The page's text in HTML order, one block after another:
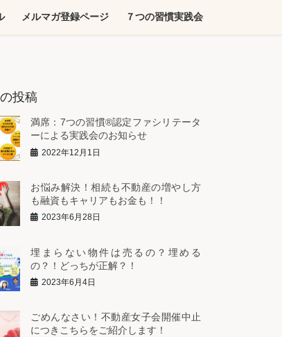
メルマガ登録ページ ７つの習慣実践会
投稿
満席：7つの習慣®︎認定ファシリテータ
ーによる実践会のお知らせ
2022年12月1日
お悩み解決！相続も不動産の増やし方
も融資もキャリアもお金も！！
2023年6月28日
埋まらない物件は売るの？埋める
の？！どっちが正解？！
2023年6月4日
ごめんなさい！不動産女子会開催中止
につきこちらをご紹介します！